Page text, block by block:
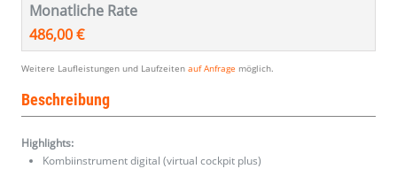
Monatliche Rate
486,00 €
Weitere Laufleistungen und Laufzeiten auf Anfrage möglich.
Beschreibung
Highlights:
Kombiinstrument digital (virtual cockpit plus)